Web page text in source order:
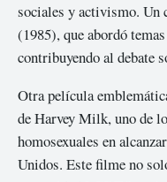
sociales y activismo. Un
(1985), que abordó
contribuyendo al debate
Otra película
de Harvey Milk, uno de
homosexuales en
Unidos. Este filme no